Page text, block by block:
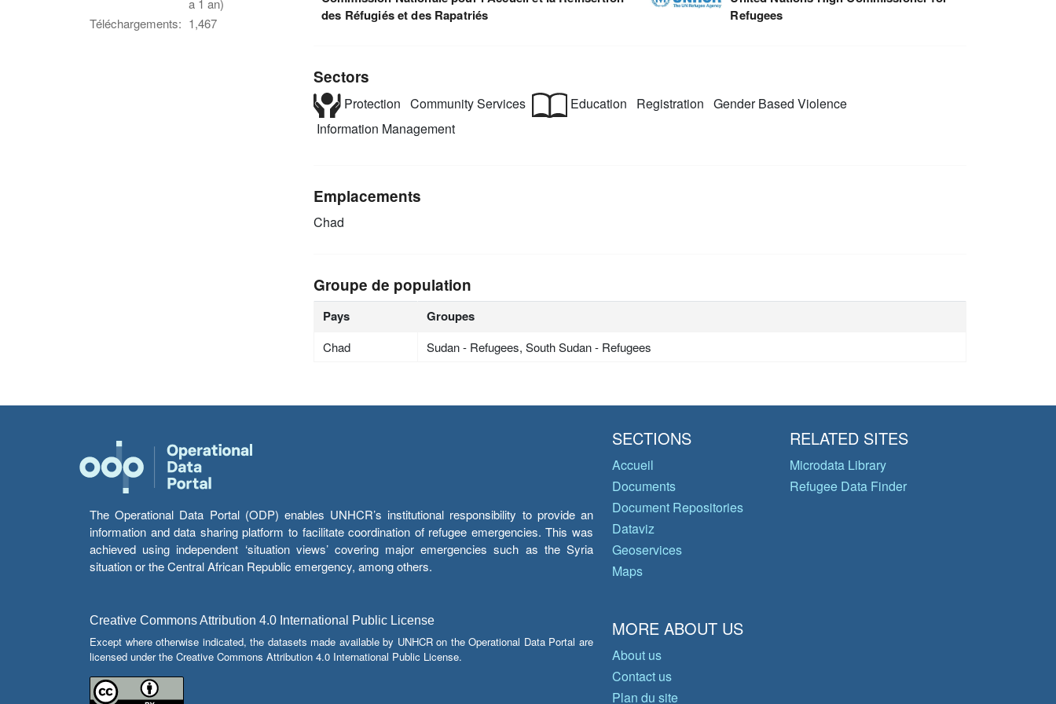
a 1 an)
Téléchargements: 1,467
des Réfugiés et des Rapatriés
Refugees
Sectors
Protection Community Services Education Registration Gender Based Violence
Information Management
Emplacements
Chad
Groupe de population
Pays Groupes
Chad Sudan - Refugees, South Sudan - Refugees
The Operational Data Portal (ODP) enables UNHCR’s institutional responsibility to provide an
information and data sharing platform to facilitate coordination of refugee emergencies. This was
achieved using independent ‘situation views’ covering major emergencies such as the Syria
situation or the Central African Republic emergency, among others.
Creative Commons Attribution 4.0 International Public License
Except where otherwise indicated, the datasets made available by UNHCR on the Operational Data Portal are
licensed under the Creative Commons Attribution 4.0 International Public License.
SECTIONS
Accueil
Documents
Document Repositories
Dataviz
Geoservices
Maps
RELATED SITES
Microdata Library
Refugee Data Finder
MORE ABOUT US
About us
Contact us
Plan du site